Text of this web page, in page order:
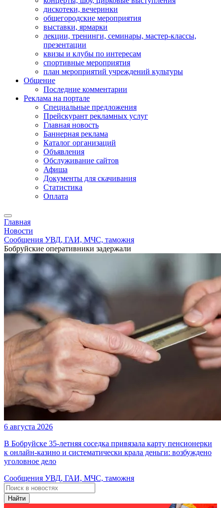
дискотеки, вечеринки
общегородские мероприятия
выставки, ярмарки
лекции, тренинги, семинары, мастер-классы,
презентации
квизы и клубы по интересам
спортивные мероприятия
план мероприятий учреждений культуры
Общение
Последние комментарии
Реклама на портале
Специальные предложения
Прейскурант рекламных услуг
Главная новость
Баннерная реклама
Каталог организаций
Объявления
Обслуживание сайтов
Афиша
Документы для скачивания
Статистика
Оплата
Главная
Новости
Сообщения УВД, ГАИ, МЧС, таможня
Бобруйские оперативники задержали
6 августа 2026
В Бобруйске 35-летняя соседка привязала карту пенсионерки
к онлайн-казино и систематически крала деньги: возбуждено
уголовное дело
Сообщения УВД, ГАИ, МЧС, таможня
Найти